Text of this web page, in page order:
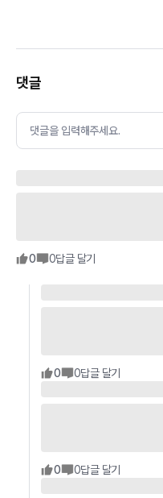
댓글
댓글을 입력해주세요.
0 0답글 달기
0 0답글 달기
0 0답글 달기